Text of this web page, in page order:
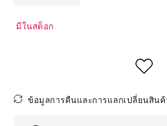
มีในสต็อก
ข้อมูลการคืนและการแลกเปลี่ยนสินค้